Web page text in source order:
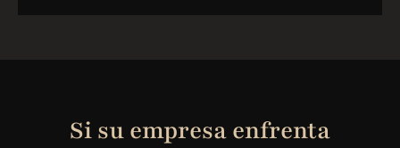
Si su empresa enfrenta